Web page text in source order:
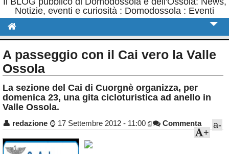
Notizie, eventi e curiosità : Domodossola : Eventi
Politica
Sport
Eventi
Rubriche
Calendario
A passeggio con il Cai vero la Valle
Ossola
La sezione del Cai di Cuorgnè organizza, per
domenica 23, una gita cicloturistica ad anello in
Valle Ossola.
👤 redazione ⌚ 17 Settembre 2012 - 11:00 Commenta a-
+